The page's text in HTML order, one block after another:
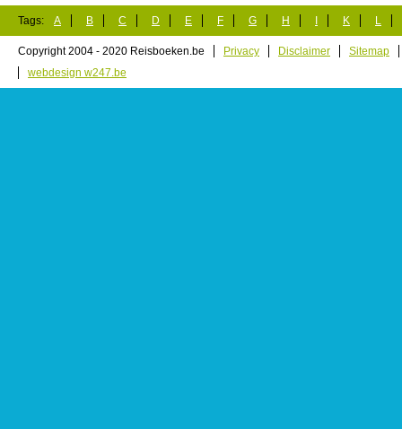
Tags: A B C D E F G H K L
Copyright 2004 - 2020 Reisboeken.be Privacy Disclaimer
Sitemap
webdesign w247.be